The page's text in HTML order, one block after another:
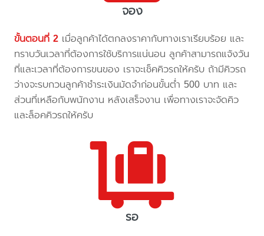
จอง
ขั้นตอนที่ 2 เมื่อลูกค้าได้ตกลงราคากับทางเราเรียบร้อย และ
ทราบวันเวลาที่ต้องการใช้บริการแน่นอน ลูกค้าสามารถแจ้งวัน
ที่และเวลาที่ต้องการขนของ เราจะเช็คคิวรถให้ครับ ถ้ามีคิวรถ
ว่างจะรบกวนลูกค้าชำระเงินมัดจำก่อนขั้นต่ำ 500 บาท และ
ส่วนที่เหลือกับพนักงาน หลังเสร็จงาน เพื่อทางเราจะจัดคิว
และล็อคคิวรถให้ครับ
รอ